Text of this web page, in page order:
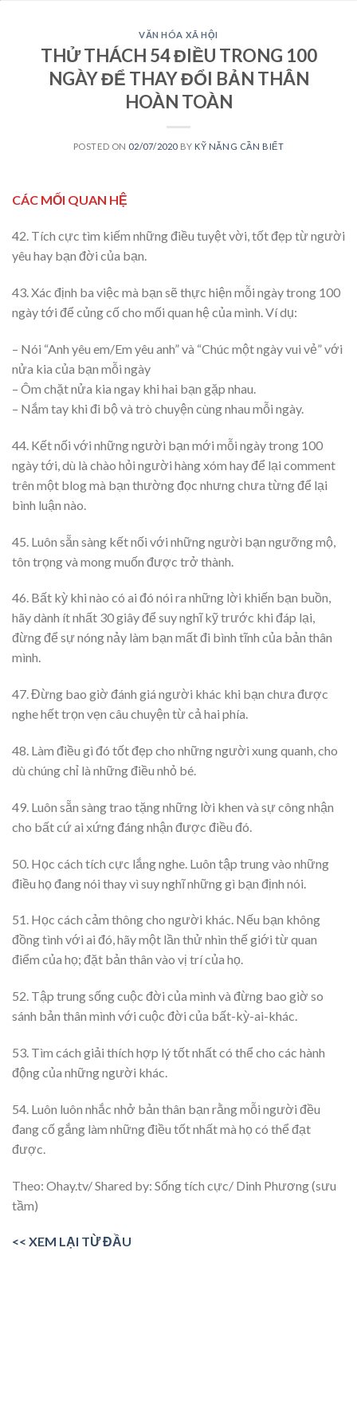
VĂN HÓA XÃ HỘI
THỬ THÁCH 54 ĐIỀU TRONG 100
NGÀY ĐỂ THAY ĐỔI BẢN THÂN
HOÀN TOÀN
POSTED ON 02/07/2020 BY KỸ NĂNG CẦN BIẾT
CÁC MỐI QUAN HỆ
42. Tích cực tìm kiếm những điều tuyệt vời, tốt đẹp từ người
yêu hay bạn đời của bạn.
43. Xác định ba việc mà bạn sẽ thực hiện mỗi ngày trong 100
ngày tới để củng cố cho mối quan hệ của mình. Ví dụ:
– Nói “Anh yêu em/Em yêu anh” và “Chúc một ngày vui vẻ” với
nửa kia của bạn mỗi ngày
– Ôm chặt nửa kia ngay khi hai bạn gặp nhau.
– Nắm tay khi đi bộ và trò chuyện cùng nhau mỗi ngày.
44. Kết nối với những người bạn mới mỗi ngày trong 100
ngày tới, dù là chào hỏi người hàng xóm hay để lại comment
trên một blog mà bạn thường đọc nhưng chưa từng để lại
bình luận nào.
45. Luôn sẵn sàng kết nối với những người bạn ngưỡng mộ,
tôn trọng và mong muốn được trở thành.
46. Bất kỳ khi nào có ai đó nói ra những lời khiến bạn buồn,
hãy dành ít nhất 30 giây để suy nghĩ kỹ trước khi đáp lại,
đừng để sự nóng nảy làm bạn mất đi bình tĩnh của bản thân
mình.
47. Đừng bao giờ đánh giá người khác khi bạn chưa được
nghe hết trọn vẹn câu chuyện từ cả hai phía.
48. Làm điều gì đó tốt đẹp cho những người xung quanh, cho
dù chúng chỉ là những điều nhỏ bé.
49. Luôn sẵn sàng trao tặng những lời khen và sự công nhận
cho bất cứ ai xứng đáng nhận được điều đó.
50. Học cách tích cực lắng nghe. Luôn tập trung vào những
điều họ đang nói thay vì suy nghĩ những gì bạn định nói.
51. Học cách cảm thông cho người khác. Nếu bạn không
đồng tình với ai đó, hãy một lần thử nhìn thế giới từ quan
điểm của họ; đặt bản thân vào vị trí của họ.
52. Tập trung sống cuộc đời của mình và đừng bao giờ so
sánh bản thân mình với cuộc đời của bất-kỳ-ai-khác.
53. Tìm cách giải thích hợp lý tốt nhất có thể cho các hành
động của những người khác.
54. Luôn luôn nhắc nhở bản thân bạn rằng mỗi người đều
đang cố gắng làm những điều tốt nhất mà họ có thể đạt
được.
Theo: Ohay.tv/ Shared by: Sống tích cực/ Dinh Phương (sưu
tầm)
<< XEM LẠI TỪ ĐẦU